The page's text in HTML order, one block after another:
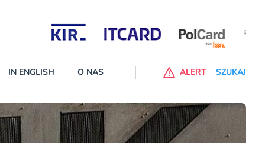
Partnerzy wspierający
do ChataGPT Go dla klientów Revoluta. Nowy benefit we
IN ENGLISH O NAS ALERT SZUKAJ